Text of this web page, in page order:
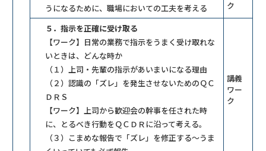
うになるために、職場においての工夫を考える
ク
５．指示を正確に受け取る
【ワーク】日常の業務で指示をうまく受け取れな
いときは、どんな時か
（１）上司・先輩の指示があいまいになる理由
（２）認識の「ズレ」を発生させないためのＱＣ
ＤＲＳ
【ワーク】上司から歓迎会の幹事を任された時
に、とるべき行動をＱＣＤＲに沿って考える。
（３）こまめな報告で「ズレ」を修正する～うま
講義
ワー
ク